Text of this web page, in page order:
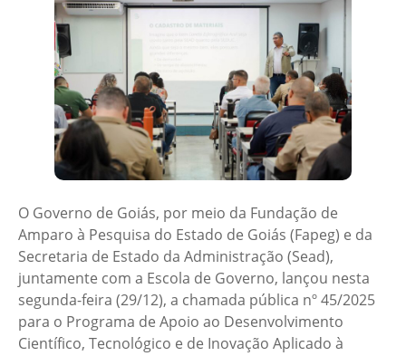
O Governo de Goiás, por meio da Fundação de
Amparo à Pesquisa do Estado de Goiás (Fapeg) e da
Secretaria de Estado da Administração (Sead),
juntamente com a Escola de Governo, lançou nesta
segunda-feira (29/12), a chamada pública nº 45/2025
para o Programa de Apoio ao Desenvolvimento
Científico, Tecnológico e de Inovação Aplicado à